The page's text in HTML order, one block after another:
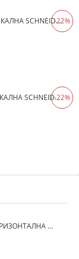
ДВОЙНА РАМКА ВЕРТИКАЛНА SCHNEIDER ASFORA EPH5810221 - БЯЛ
-22%
ТРОЙНА РАМКА ВЕРТИКАЛНА SCHNEIDER ASFORA EPH5810321 - БЯЛ
-22%
ЕДИНИЧНА РАМКА ХОРИЗОНТАЛНА SCHNEIDER ASFORA EPH5800171 - АНТРАЦИТ